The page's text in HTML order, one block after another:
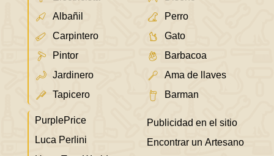
Albañil
Carpintero
Pintor
Jardinero
Tapicero
Perro
Gato
Barbacoa
Ama de llaves
Barman
PurplePrice
Luca Perlini
Publicidad en el sitio
Encontrar un Artesano